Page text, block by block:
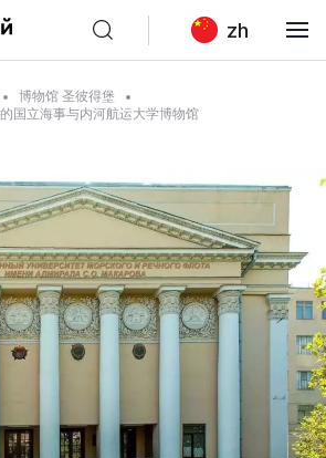
zh
博物馆 圣彼得堡
国立海事与内河航运大学博物馆